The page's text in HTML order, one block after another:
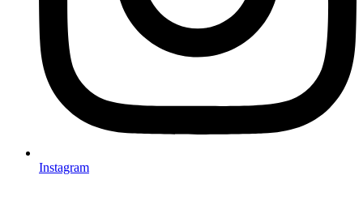
Instagram